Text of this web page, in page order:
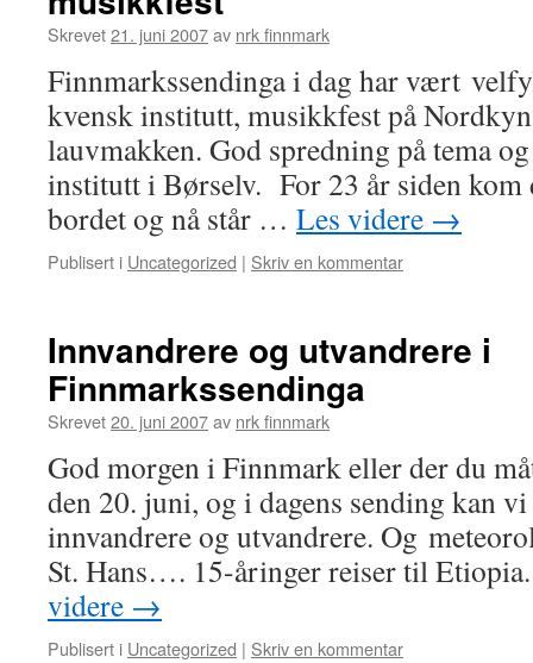
Skrevet21. juni 2007av nrk finnmark
Finnmarkssendinga i dag har vært
kvensk institutt, musikkfest på
lauvmakken. God spredning på tema
institutt i Børselv. For 23 år siden kom
bordet og nå står … Les videre →
Publisert i Uncategorized | Skriv en kommentar
Innvandrere og utvandrere i
Finnmarkssendinga
Skrevet20. juni 2007av nrk finnmark
God morgen i Finnmark eller der du
den 20. juni, og i dagens sending kan vi
innvandrere og utvandrere. Og
St. Hans…. 15-åringer reiser til
videre →
Publisert i Uncategorized | Skriv en kommentar